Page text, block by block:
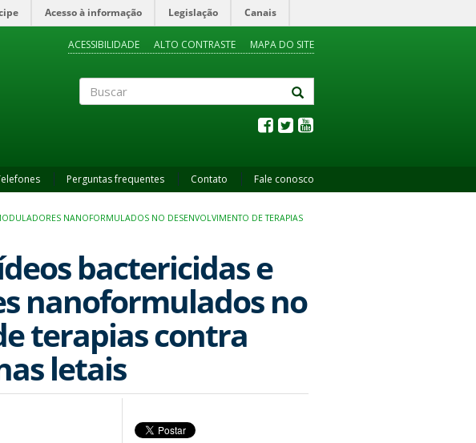
Acesso à informação Legislação Canais
ACESSIBILIDADE ALTO CONTRASTE MAPA DO SITE
Perguntas frequentes Contato Fale conosco
NANOFORMULADOS NO DESENVOLVIMENTO DE TERAPIAS
bactericidas e
nanoformulados no
terapias contra
letais